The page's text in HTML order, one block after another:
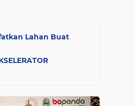
Lahan Buat